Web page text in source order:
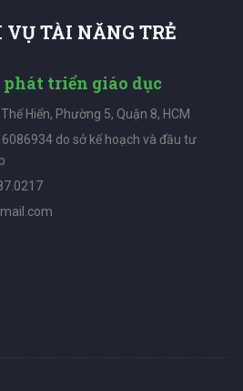
TÀI NĂNG TRẺ
triển giáo dục
Hiển, Phường 5, Quận 8, HCM
do sở kế hoạch và đầu tư